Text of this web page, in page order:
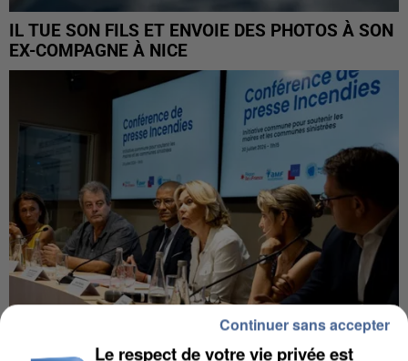
IL TUE SON FILS ET ENVOIE DES PHOTOS À SON
EX-COMPAGNE À NICE
Le respect de votre vie privée est
Continuer sans accepter